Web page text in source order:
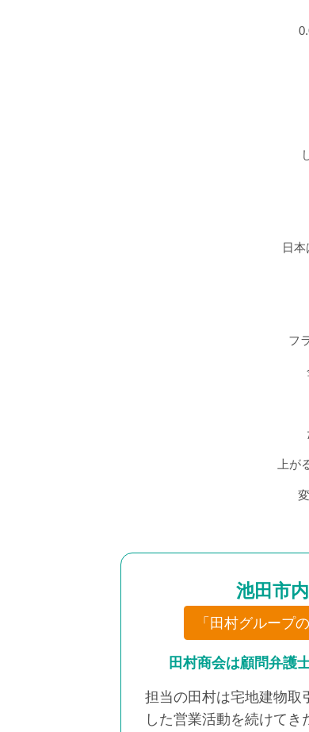
日
フ
上
池田市
「田村グループ
田村商会は顧問弁護
担当の田村は宅地建物取
した営業活動を続けて